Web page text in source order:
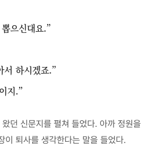
으신대요.”
서 하시겠죠.”
지.”
던 신문지를 펼쳐 들었다. 아까 정원을
이 퇴사를 생각한다는 말을 들었다.